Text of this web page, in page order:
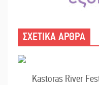
ΣΧΕΤΙΚΑ ΑΡΘΡΑ
Kastoras River